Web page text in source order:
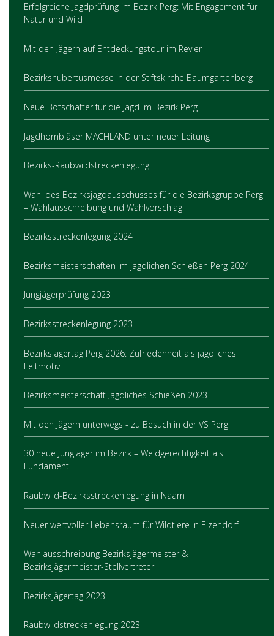
Erfolgreiche Jagdprüfung im Bezirk Perg: Mit Engagement für
Natur und Wild
Mit den Jägern auf Entdeckungstour im Revier
Bezirkshubertusmesse in der Stiftskirche Baumgartenberg
Neue Botschafter für die Jagd im Bezirk Perg
Jagdhornbläser MACHLAND unter neuer Leitung
Bezirks-Raubwildstreckenlegung
Wahl des Bezirksjagdausschusses für die Bezirksgruppe Perg
– Wahlausschreibung und Wahlvorschlag
Bezirksstreckenlegung 2024
Bezirksmeisterschaften im jagdlichen Schießen Perg 2024
Jungjägerprüfung 2023
Bezirksstreckenlegung 2023
Bezirksjägertag Perg 2026: Zufriedenheit als jagdliches
Leitmotiv
Bezirksmeisterschaft Jagdliches Schießen 2023
Mit den Jägern unterwegs - zu Besuch in der VS Perg
30 neue Jungjäger im Bezirk – Weidgerechtigkeit als
Fundament
Raubwild-Bezirksstreckenlegung in Naarn
Neuer wertvoller Lebensraum für Wildtiere in Eizendorf
Wahlausschreibung Bezirksjägermeister &
Bezirksjägermeister-Stellvertreter
Bezirksjägertag 2023
Raubwildstreckenlegung 2023